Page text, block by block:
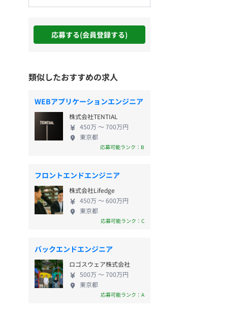
応募する(会員登録する)
類似したおすすめの求人
WEBアプリケーションエンジニア
株式会社TENTIAL
450万 〜 700万円
東京都
応募可能ランク：B
フロントエンドエンジニア
株式会社Lifedge
450万 〜 600万円
東京都
応募可能ランク：C
バックエンドエンジニア
ロゴスウェア株式会社
500万 〜 700万円
東京都
応募可能ランク：A